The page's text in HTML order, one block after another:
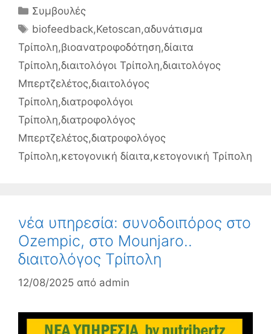
Κατηγορίες
Συμβουλές
Ετικέτες
biofeedback,Ketoscan,αδυνάτισμα
Τρίπολη,βιοανατροφοδότηση,δίαιτα
Τρίπολη,διαιτολόγοι Τρίπολη,διαιτολόγος
Μπερτζελέτος,διαιτολόγος
Τρίπολη,διατροφολόγοι
Τρίπολη,διατροφολόγος
Μπερτζελέτος,διατροφολόγος
Τρίπολη,κετογονική δίαιτα,κετογονική Τρίπολη
νέα υπηρεσία: συνοδοιπόρος στο
Ozempic, στο Mounjaro..
διαιτολόγος Τρίπολη
12/08/2025 από admin